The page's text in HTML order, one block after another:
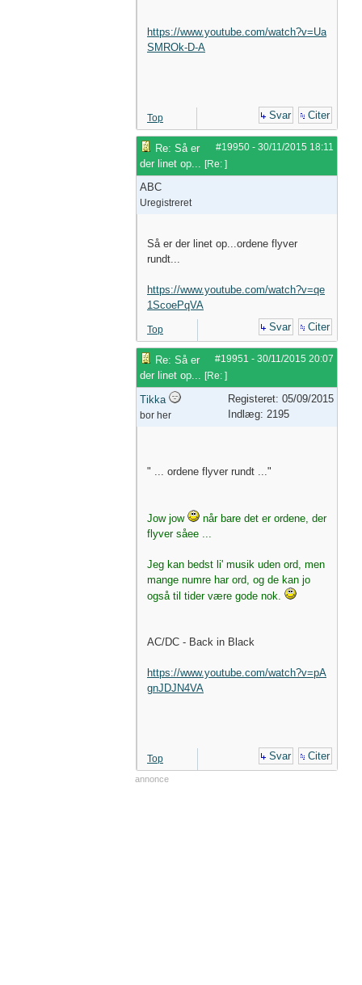
https://www.youtube.com/watch?v=Ua
SMROk-D-A
Top Svar Citer
#19950 - 30/11/2015 18:11
Re: Så er
der linet op... [Re: ]
ABC
Uregistreret
Så er der linet op...ordene flyver
rundt...
https://www.youtube.com/watch?v=qe
1ScoePqVA
Top Svar Citer
#19951 - 30/11/2015 20:07
Re: Så er
der linet op... [Re: ]
Tikka
bor her
Registeret: 05/09/2015
Indlæg: 2195
" ... ordene flyver rundt ..."
Jow jow
når bare det er ordene, der
flyver såee ...
Jeg kan bedst li' musik uden ord, men
mange numre har ord, og de kan jo
også til tider være gode nok.
AC/DC - Back in Black
https://www.youtube.com/watch?v=pA
gnJDJN4VA
Top Svar Citer
annonce